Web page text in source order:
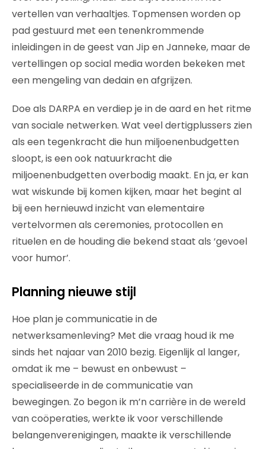
vertellen van verhaaltjes. Topmensen worden op
pad gestuurd met een tenenkrommende
inleidingen in de geest van Jip en Janneke, maar de
vertellingen op social media worden bekeken met
een mengeling van dedain en afgrijzen.
Doe als DARPA en verdiep je in de aard en het ritme
van sociale netwerken. Wat veel dertigplussers zien
als een tegenkracht die hun miljoenenbudgetten
sloopt, is een ook natuurkracht die
miljoenenbudgetten overbodig maakt. En ja, er kan
wat wiskunde bij komen kijken, maar het begint al
bij een hernieuwd inzicht van elementaire
vertelvormen als ceremonies, protocollen en
rituelen en de houding die bekend staat als ‘gevoel
voor humor’.
Planning nieuwe stijl
Hoe plan je communicatie in de
netwerksamenleving? Met die vraag houd ik me
sinds het najaar van 2010 bezig. Eigenlijk al langer,
omdat ik me – bewust en onbewust –
specialiseerde in de communicatie van
bewegingen. Zo begon ik m’n carrière in de wereld
van coöperaties, werkte ik voor verschillende
belangenverenigingen, maakte ik verschillende